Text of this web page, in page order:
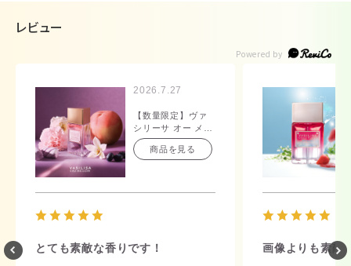
レビュー
2026.7.27
【数量限定】ヴァ
シリーサ オー メロ
ウ オードパルファ
ム 40mL商品を見る
とても素敵な香りです！ 画像よりも素敵